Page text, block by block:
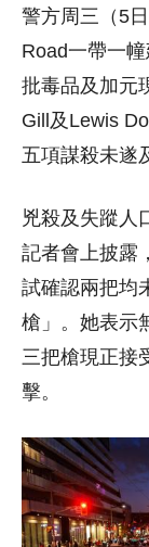
警方周三（5
Road一帶一
批毒品及加元
Gill及Lewis
五項謀殺未遂
兇殺及失蹤人
記者會上披露
試確認兩把均
槍」。她表示
三把槍現正接
擊。